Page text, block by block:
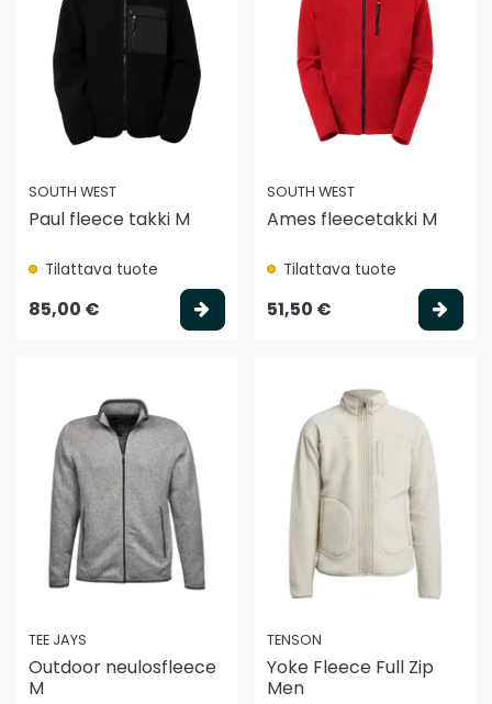
SOUTH WEST
Paul fleece takki M
Tilattava tuote
85,00 € Valitse vaihtoehto
SOUTH WEST
Ames fleecetakki M
Tilattava tuote
51,50 €
TEE JAYS
Outdoor neulosfleece
M
TENSON
Yoke Fleece Full Zip
Men